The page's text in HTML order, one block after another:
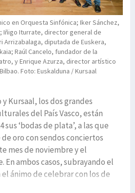
en Orquesta Sinfónica; Iker Sánchez,
Iñigo Iturrate, director general de
Arrizabalaga, diputada de Euskera,
Raúl Cancelo, fundador de la
y Enrique Azurza, director artístico
Foto: Euskalduna / Kursaal
Kursaal, los dos grandes
del País Vasco, están
sus ‘bodas de plata’, a las que
oro con sendos conciertos
mes de noviembre y el
En ambos casos, subrayando el
ánimo de celebrar con los de